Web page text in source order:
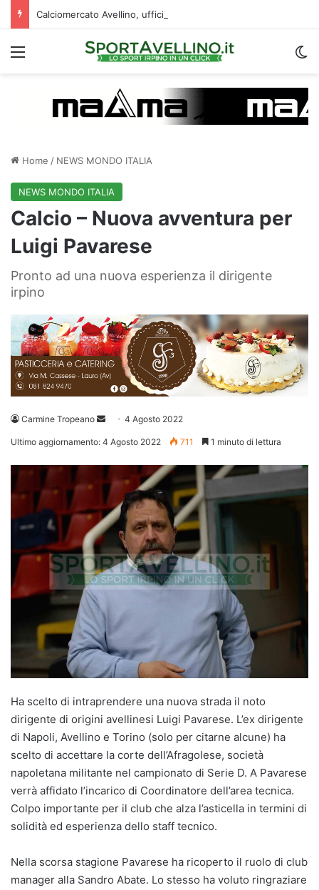
Menu
Home / NEWS MONDO ITALIA
NEWS MONDO ITALIA
Calcio – Nuova avventura per
Luigi Pavarese
Pronto ad una nuova esperienza il dirigente
irpino
Carmine Tropeano
Invia 4 Agosto 2022
Ultimo aggiornamento: 4 Agosto 2022 711 1 minuto di lettura
Ha scelto di intraprendere una nuova strada il noto
dirigente di origini avellinesi Luigi Pavarese. L’ex dirigente
di Napoli, Avellino e Torino (solo per citarne alcune) ha
scelto di accettare la corte dell’Afragolese, società
napoletana militante nel campionato di Serie D. A Pavarese
verrà affidato l’incarico di Coordinatore dell’area tecnica.
Colpo importante per il club che alza l’asticella in termini di
solidità ed esperienza dello staff tecnico.
Nella scorsa stagione Pavarese ha ricoperto il ruolo di club
manager alla Sandro Abate. Lo stesso ha voluto ringraziare